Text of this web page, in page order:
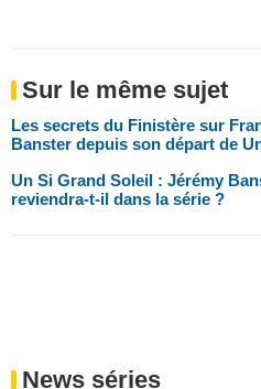
Sur le même sujet
Les secrets du Finistère sur
Banster depuis son départ de
Un Si Grand Soleil : Jérémy
reviendra-t-il dans la série ?
News séries